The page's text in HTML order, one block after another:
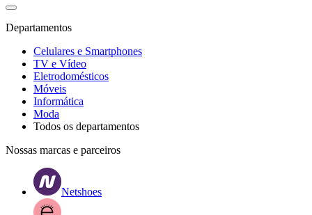
Departamentos
Celulares e Smartphones
TV e Vídeo
Eletrodomésticos
Móveis
Informática
Moda
Todos os departamentos
Nossas marcas e parceiros
Netshoes